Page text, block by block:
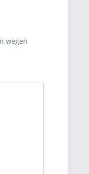
wegen